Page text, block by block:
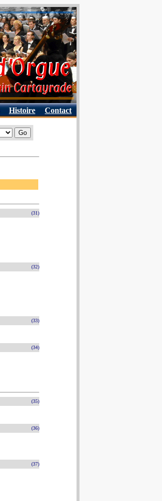
Histoire Contact
(31)
(32)
(33)
(34)
(35)
(36)
(37)